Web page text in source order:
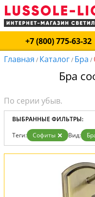
+7 (800) 775-63-32
Главная / Каталог/ Бра /
Бра
ВЫБРАННЫЕ ФИЛЬТРЫ:
Теги: Софиты Вид: